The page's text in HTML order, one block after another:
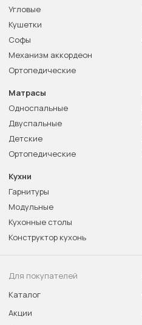
Угловые
Кушетки
Софы
Механизм аккордеон
Ортопедические
Матрасы
Односпальные
Двуспальные
Детские
Ортопедические
Кухни
Гарнитуры
Модульные
Кухонные столы
Конструктор кухонь
Для покупателей
Каталог
Акции